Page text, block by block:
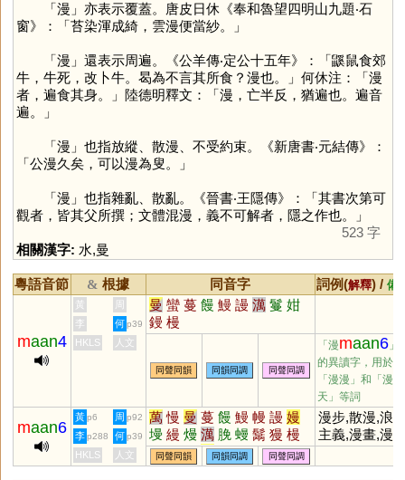
「 漫 」亦表示覆蓋。唐皮日休《奉和魯望四明山九題‧石
窗》：「苔染渾成綺，雲漫便當紗。」
「 漫 」還表示周遍。《公羊傳‧定公十五年》：「鼷鼠食郊
牛，牛死，改卜牛。曷為不言其所食？漫也。」何休注：「漫
者，遍食其身。」陸德明釋文：「漫，亡半反，猶遍也。遍音
遍。」
「 漫 」也指放縱、散漫、不受約束。《新唐書‧元結傳》：
「公漫久矣，可以漫為叟。」
「 漫 」也指雜亂、散亂。《晉書‧王隱傳》：「其書次第可
觀者，皆其父所撰；文體混漫，義不可解者，隱之作也。」
523 字
相關漢字: 水,曼
粵語音節 & 根據 同音字 詞例(解釋) / 備
maan4
黃 周 曼 蠻 蔓 饅 鰻 謾 澫 鬘 姏
鏝 槾
李 何 p39
HKLS 人文
同聲同韻 同韻同調 同聲同調
「漫maan6 」
的異讀字，用於
「漫漫」和「漫
天」等詞
maan6
黃 p6 周 p92 萬 慢 曼 蔓 饅 鰻 幔 謾 嫚
墁 縵 熳 澫 脕 蟃 鬗 獌 槾
鄤 僈 卍 万 鏝
漫步,散漫,浪
主義,漫畫,漫
長,瀰漫,漫山
野,漫不經意
李 p288 何 p39
HKLS 人文 同聲同韻 同韻同調 同聲同調